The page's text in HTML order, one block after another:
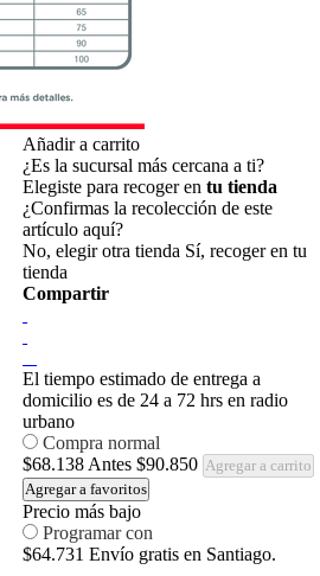
Añadir a carrito
¿Es la sucursal más cercana a ti?
Elegiste para recoger entu tienda
¿Confirmas la recolección de este
artículo aquí?
No, elegir otra tienda Sí, recoger en tu
tienda
Compartir
El tiempo estimado de entrega a
domicilio es de 24 a 72 hrs en radio
urbano
Compra normal
$68.138 Antes$90.850 Agregar a carrito
Agregar a favoritos
Precio más bajo
Programar con
$64.731Envío gratis en Santiago.